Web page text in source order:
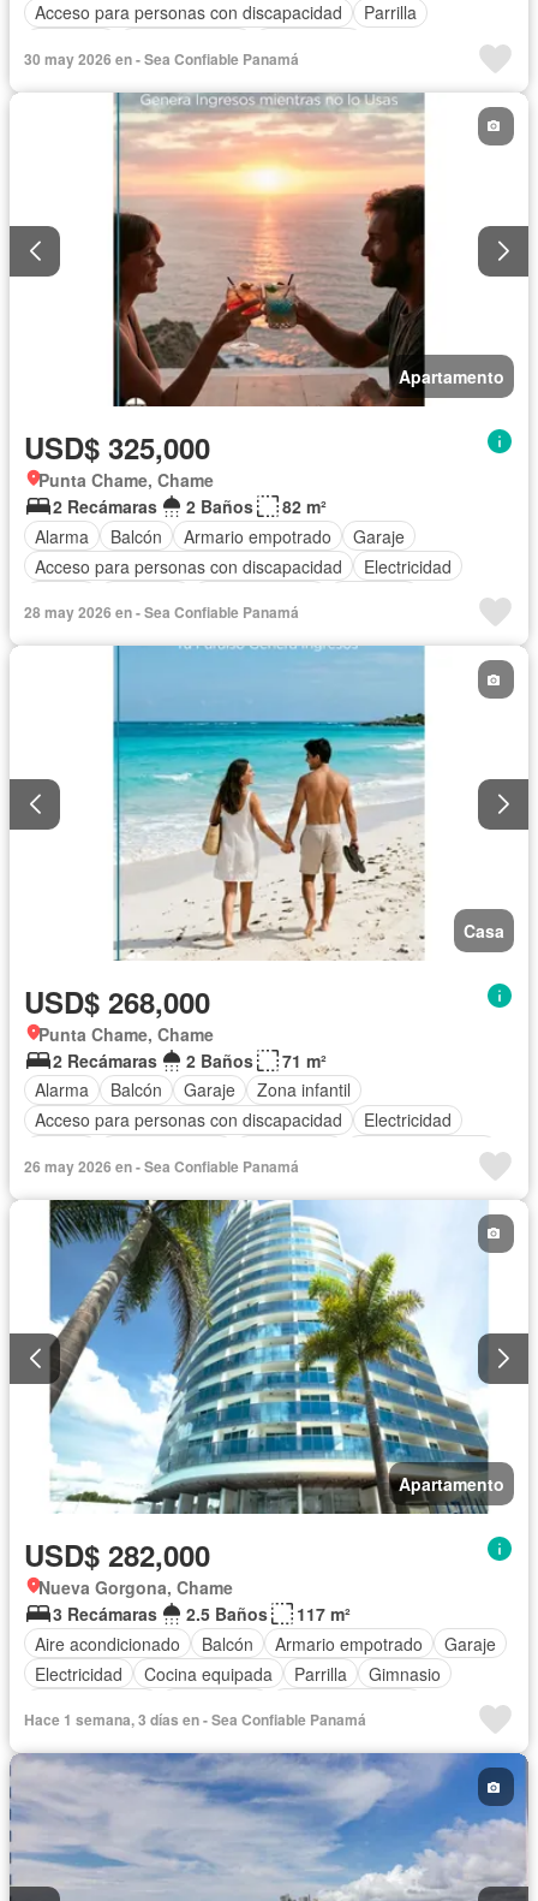
Acceso para personas con discapacidad
Parrilla
Vista panorámica
Seguridad Piscina
30 may 2026 en - Sea Confiable Panamá
Apartamento
USD$ 325,000
Punta Chame, Chame
2 Recámaras
2 Baños
82 m²
Alarma
Balcón Armario empotrado
Garaje
Acceso para personas con discapacidad
Electricidad
Gas natural
Vista panorámica
28 may 2026 en - Sea Confiable Panamá
Casa
USD$ 268,000
Punta Chame, Chame
2 Recámaras
2 Baños
71 m²
Alarma
Balcón Garaje
Zona infantil
Acceso para personas con discapacidad
Electricidad
Vista panorámica
Seguridad
Piscina Agua Patio
26 may 2026 en - Sea Confiable Panamá
Apartamento
USD$ 282,000
Nueva Gorgona, Chame
3 Recámaras
2.5 Baños
117 m²
Aire acondicionado
Balcón Armario empotrado
Garaje
Electricidad
Cocina equipada Parrilla
Gimnasio
Seguridad
Cuarto de servicio Piscina
Hace 1 semana, 3 días en - Sea Confiable Panamá